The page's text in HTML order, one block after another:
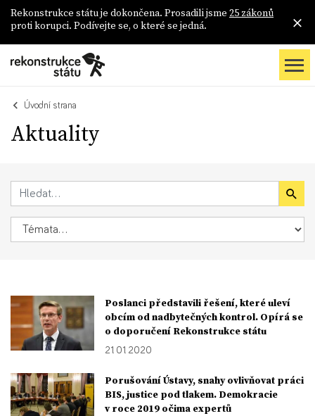
Rekonstrukce státu je dokončena. Prosadili jsme 25 zákonů
proti korupci. Podívejte se, o které se jedná.
Úvodní strana
Aktuality
Poslanci představili řešení, které uleví
obcím od nadbytečných kontrol. Opírá se
o doporučení Rekonstrukce státu
21. 01. 2020
Porušování Ústavy, snahy ovlivňovat práci
BIS, justice pod tlakem. Demokracie
v roce 2019 očima expertů